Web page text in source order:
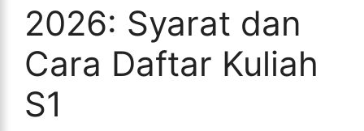
2026: Syarat dan
Cara Daftar Kuliah
S1